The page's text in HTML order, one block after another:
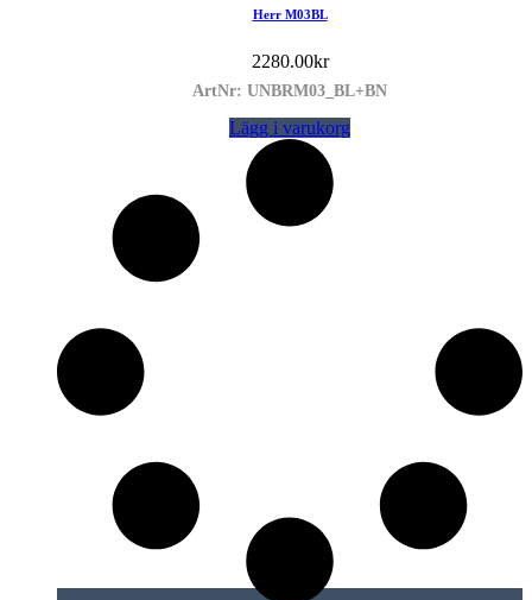
Herr M03BL
2280.00kr
ArtNr: UNBRM03_BL+BN
Lägg i varukorg